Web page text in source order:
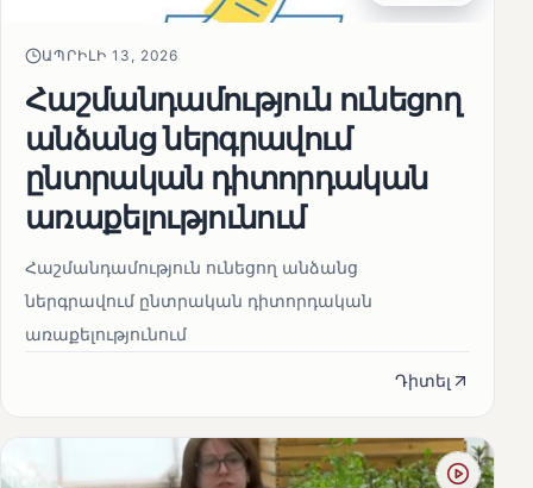
ԱՊՐԻԼԻ 13, 2026
Հաշմանդամություն ունեցող
անձանց ներգրավում
ընտրական դիտորդական
առաքելությունում
Հաշմանդամություն ունեցող անձանց
ներգրավում ընտրական դիտորդական
առաքելությունում
Դիտել